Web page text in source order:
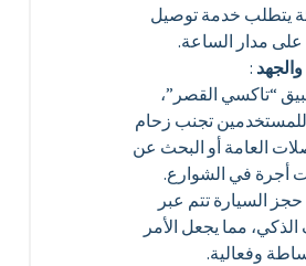
يتطلب خدمة توصيل
مدار الساعة.
:
“تاكسي القصر”،
تجنب زحام
العامة أو البحث عن
أجرة في الشوارع.
السيارة تتم عبر
الذكي، مما يجعل الأمر
وفعالية.